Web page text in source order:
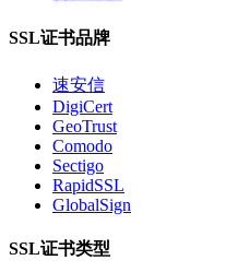
SSL证书品牌
速安信
DigiCert
GeoTrust
Comodo
Sectigo
RapidSSL
GlobalSign
SSL证书类型